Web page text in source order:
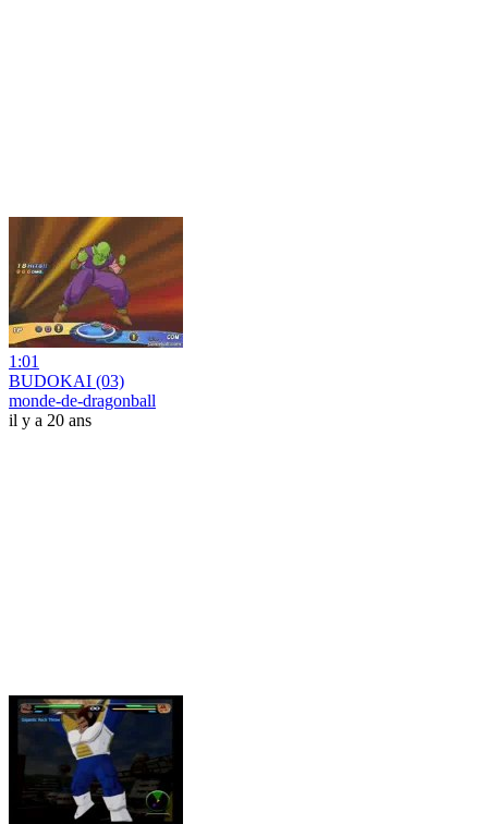
1:01
BUDOKAI (03)
monde-de-dragonball
il y a 20 ans